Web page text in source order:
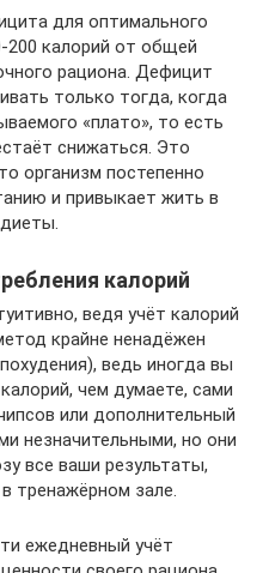
для оптимального
200 калорий от общей
рациона. Дефицит
только тогда, когда
«плато», то есть
снижаться. Это
организм постепенно
и привыкает жить в
калорий
ведя учёт калорий
крайне ненадёжен
ведь иногда вы
чем думаете, сами
или дополнительный
незначительными, но они
все ваши результаты,
тренажёрном зале.
ежедневный учёт